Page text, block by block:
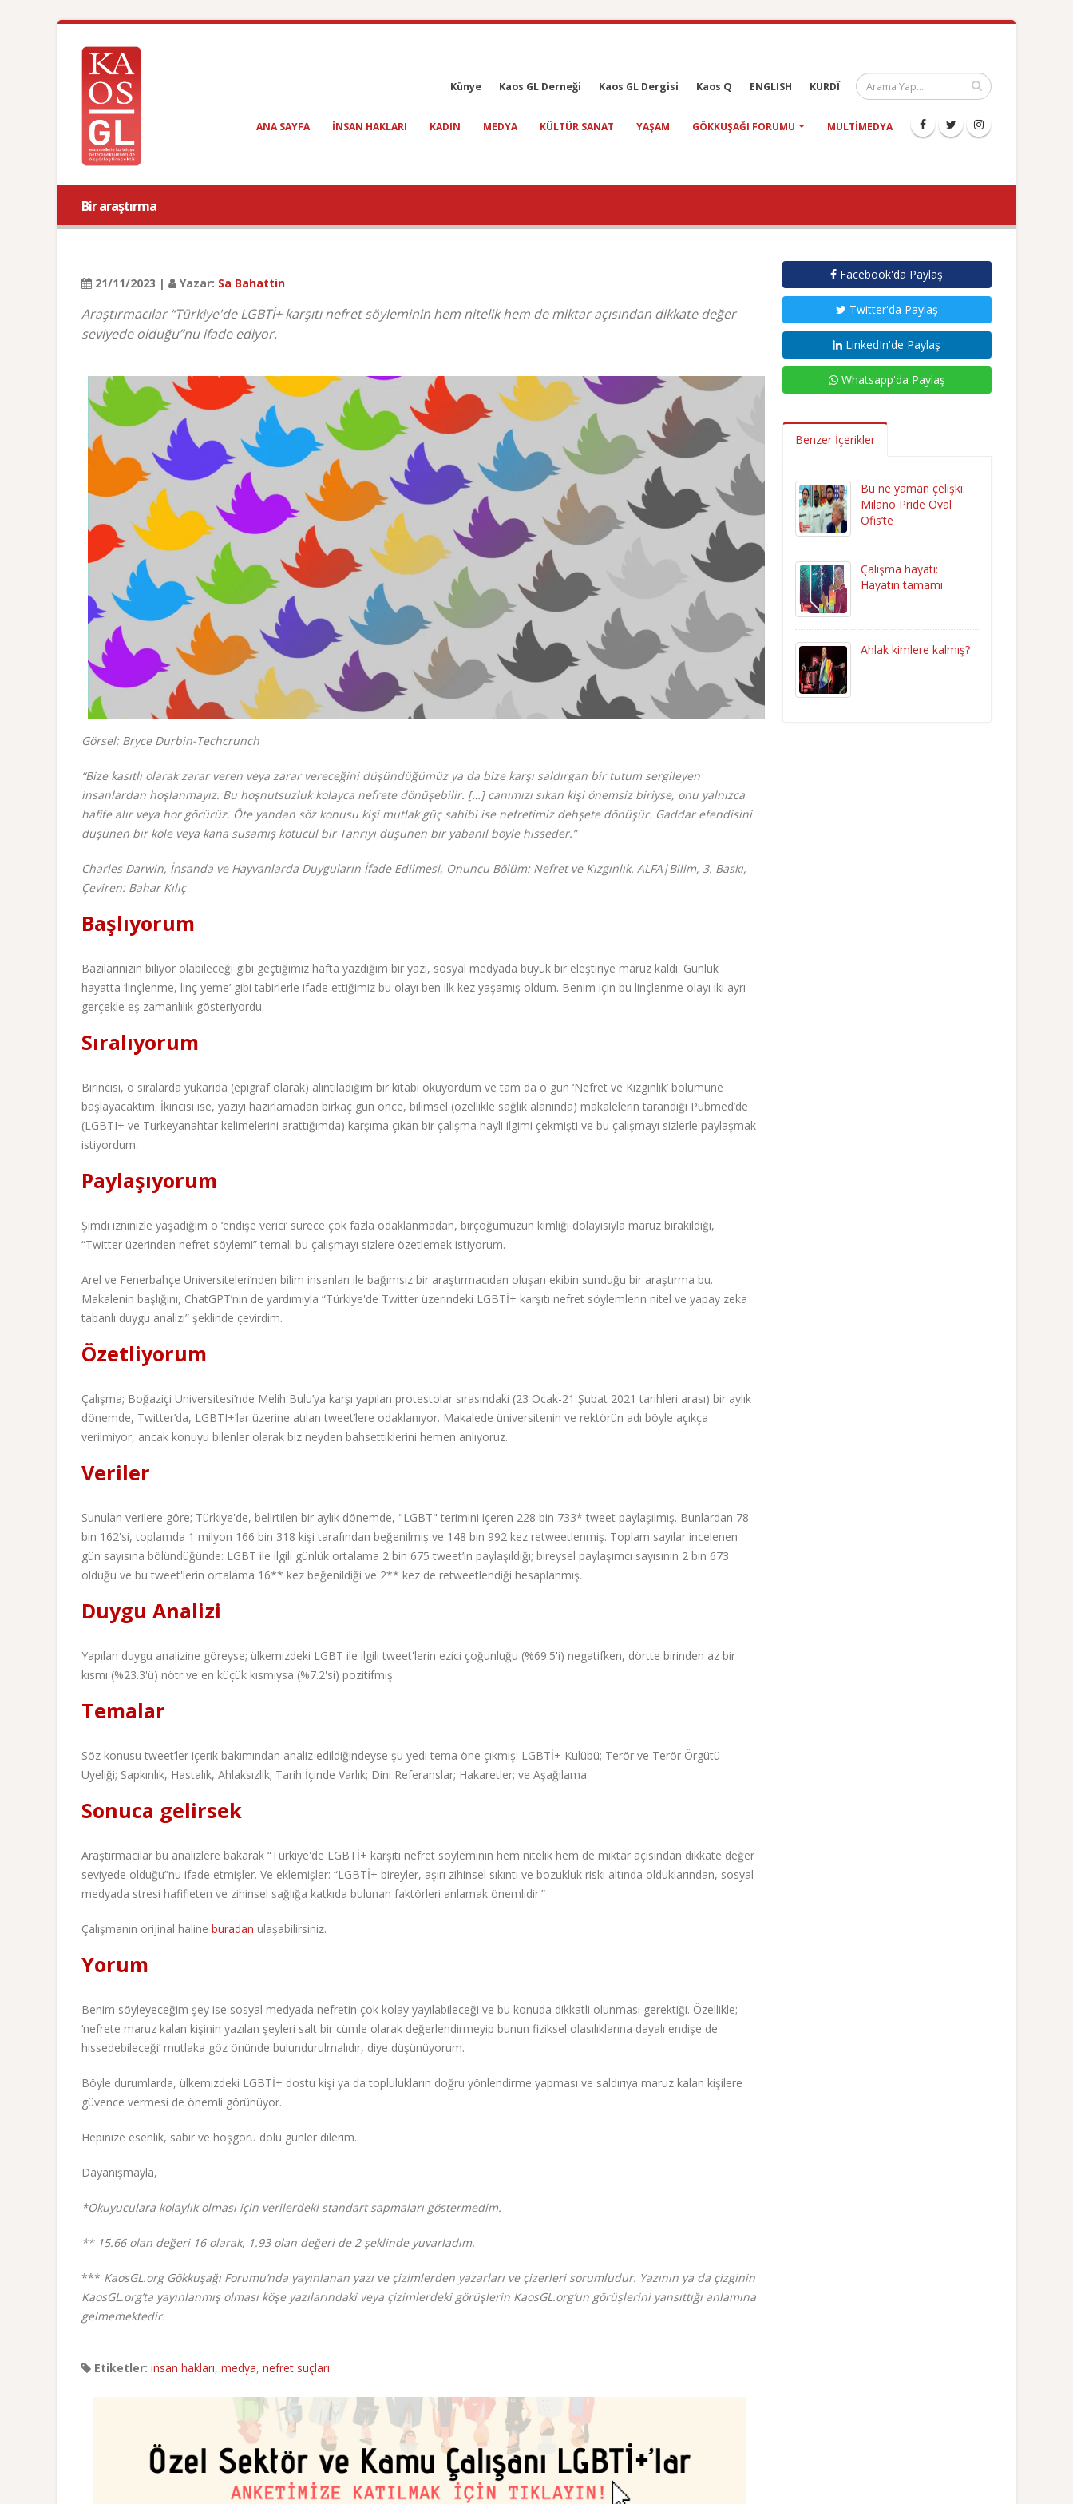
Künye Kaos GL Derneği Kaos GL Dergisi Kaos Q ENGLISH KURDÎ
ANA SAYFA INSAN HAKLARI KADIN MEDYA KÜLTÜR SANAT YAŞAM GÖKKUŞAĞI FORUMU MULTIMEDYA
Bir araştırma
21/11/2023 | Yazar: Sa Bahattin
Araştırmacılar “Türkiye'de LGBTİ+ karşıtı nefret söyleminin hem nitelik hem de miktar açısından dikkate değer
seviyede olduğu”nu ifade ediyor.
Görsel: Bryce Durbin-Techcrunch
“Bize kasıtlı olarak zarar veren veya zarar vereceğini düşündüğümüz ya da bize karşı saldırgan bir tutum sergileyen
insanlardan hoşlanmayız. Bu hoşnutsuzluk kolayca nefrete dönüşebilir. […] canımızı sıkan kişi önemsiz biriyse, onu yalnızca
hafife alır veya hor görürüz. Öte yandan söz konusu kişi mutlak güç sahibi ise nefretimiz dehşete dönüşür. Gaddar efendisini
düşünen bir köle veya kana susamış kötücül bir Tanrıyı düşünen bir yabanıl böyle hisseder.”
Charles Darwin, İnsanda ve Hayvanlarda Duyguların İfade Edilmesi, Onuncu Bölüm: Nefret ve Kızgınlık. ALFA|Bilim, 3. Baskı,
Çeviren: Bahar Kılıç
Başlıyorum
Bazılarınızın biliyor olabileceği gibi geçtiğimiz hafta yazdığım bir yazı, sosyal medyada büyük bir eleştiriye maruz kaldı. Günlük
hayatta ‘linçlenme, linç yeme’ gibi tabirlerle ifade ettiğimiz bu olayı ben ilk kez yaşamış oldum. Benim için bu linçlenme olayı iki ayrı
gerçekle eş zamanlılık gösteriyordu.
Sıralıyorum
Birincisi, o sıralarda yukarıda (epigraf olarak) alıntıladığım bir kitabı okuyordum ve tam da o gün ‘Nefret ve Kızgınlık’ bölümüne
başlayacaktım. İkincisi ise, yazıyı hazırlamadan birkaç gün önce, bilimsel (özellikle sağlık alanında) makalelerin tarandığı Pubmed’de
(LGBTI+ ve Turkeyanahtar kelimelerini arattığımda) karşıma çıkan bir çalışma hayli ilgimi çekmişti ve bu çalışmayı sizlerle paylaşmak
istiyordum.
Paylaşıyorum
Şimdi izninizle yaşadığım o ‘endişe verici’ sürece çok fazla odaklanmadan, birçoğumuzun kimliği dolayısıyla maruz bırakıldığı,
“Twitter üzerinden nefret söylemi” temalı bu çalışmayı sizlere özetlemek istiyorum.
Arel ve Fenerbahçe Üniversiteleri’nden bilim insanları ile bağımsız bir araştırmacıdan oluşan ekibin sunduğu bir araştırma bu.
Makalenin başlığını, ChatGPT’nin de yardımıyla “Türkiye'de Twitter üzerindeki LGBTİ+ karşıtı nefret söylemlerin nitel ve yapay zeka
tabanlı duygu analizi” şeklinde çevirdim.
Özetliyorum
Çalışma; Boğaziçi Üniversitesi’nde Melih Bulu’ya karşı yapılan protestolar sırasındaki (23 Ocak-21 Şubat 2021 tarihleri arası) bir aylık
dönemde, Twitter’da, LGBTI+’lar üzerine atılan tweet’lere odaklanıyor. Makalede üniversitenin ve rektörün adı böyle açıkça
verilmiyor, ancak konuyu bilenler olarak biz neyden bahsettiklerini hemen anlıyoruz.
Veriler
Sunulan verilere göre; Türkiye'de, belirtilen bir aylık dönemde, "LGBT" terimini içeren 228 bin 733* tweet paylaşılmış. Bunlardan 78
bin 162'si, toplamda 1 milyon 166 bin 318 kişi tarafından beğenilmiş ve 148 bin 992 kez retweetlenmiş. Toplam sayılar incelenen
gün sayısına bölündüğünde: LGBT ile ilgili günlük ortalama 2 bin 675 tweet’in paylaşıldığı; bireysel paylaşımcı sayısının 2 bin 673
olduğu ve bu tweet'lerin ortalama 16** kez beğenildiği ve 2** kez de retweetlendiği hesaplanmış.
Duygu Analizi
Yapılan duygu analizine göreyse; ülkemizdeki LGBT ile ilgili tweet'lerin ezici çoğunluğu (%69.5'i) negatifken, dörtte birinden az bir
kısmı (%23.3'ü) nötr ve en küçük kısmıysa (%7.2'si) pozitifmiş.
Temalar
Söz konusu tweet’ler içerik bakımından analiz edildiğindeyse şu yedi tema öne çıkmış: LGBTİ+ Kulübü; Terör ve Terör Örgütü
Üyeliği; Sapkınlık, Hastalık, Ahlaksızlık; Tarih İçinde Varlık; Dini Referanslar; Hakaretler; ve Aşağılama.
Sonuca gelirsek
Araştırmacılar bu analizlere bakarak “Türkiye'de LGBTİ+ karşıtı nefret söyleminin hem nitelik hem de miktar açısından dikkate değer
seviyede olduğu”nu ifade etmişler. Ve eklemişler: “LGBTİ+ bireyler, aşırı zihinsel sıkıntı ve bozukluk riski altında olduklarından, sosyal
medyada stresi hafifleten ve zihinsel sağlığa katkıda bulunan faktörleri anlamak önemlidir.”
Çalışmanın orijinal haline buradan ulaşabilirsiniz.
Yorum
Benim söyleyeceğim şey ise sosyal medyada nefretin çok kolay yayılabileceği ve bu konuda dikkatli olunması gerektiği. Özellikle;
‘nefrete maruz kalan kişinin yazılan şeyleri salt bir cümle olarak değerlendirmeyip bunun fiziksel olasılıklarına dayalı endişe de
hissedebileceği’ mutlaka göz önünde bulundurulmalıdır, diye düşünüyorum.
Böyle durumlarda, ülkemizdeki LGBTİ+ dostu kişi ya da toplulukların doğru yönlendirme yapması ve saldırıya maruz kalan kişilere
güvence vermesi de önemli görünüyor.
Hepinize esenlik, sabır ve hoşgörü dolu günler dilerim.
Dayanışmayla,
*Okuyuculara kolaylık olması için verilerdeki standart sapmaları göstermedim.
** 15.66 olan değeri 16 olarak, 1.93 olan değeri de 2 şeklinde yuvarladım.
*** KaosGL.org Gökkuşağı Forumu’nda yayınlanan yazı ve çizimlerden yazarları ve çizerleri sorumludur. Yazının ya da çizginin
KaosGL.org’ta yayınlanmış olması köşe yazılarındaki veya çizimlerdeki görüşlerin KaosGL.org’un görüşlerini yansıttığı anlamına
gelmemektedir.
Etiketler: insan hakları, medya, nefret suçları
Facebook'da Paylaş
Twitter'da Paylaş
LinkedIn'de Paylaş
Whatsapp'da Paylaş
Benzer İçerikler
Bu ne yaman çelişki:
Milano Pride Oval
Ofis’te
Çalışma hayatı:
Hayatın tamamı
Ahlak kimlere kalmış?